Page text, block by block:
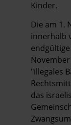
Kinder.
Die am 1.
innerhalb
"illegales
das